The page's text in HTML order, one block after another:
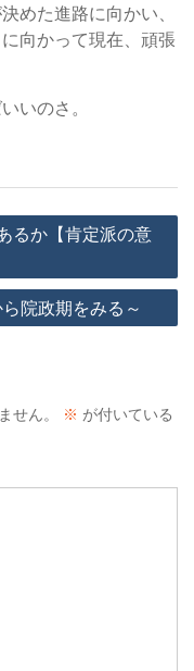
めた進路に向かい、
向かって現在、頑張
いのさ。
るか【肯定派の意
院政期をみる～
せん。 ※ が付いている